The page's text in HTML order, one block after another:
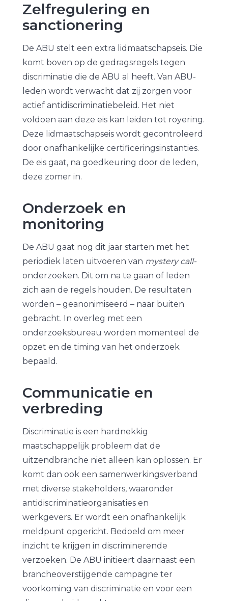
Zelfregulering en
sanctionering
De ABU stelt een extra lidmaatschapseis. Die
komt boven op de gedragsregels tegen
discriminatie die de ABU al heeft. Van ABU-
leden wordt verwacht dat zij zorgen voor
actief antidiscriminatiebeleid. Het niet
voldoen aan deze eis kan leiden tot royering.
Deze lidmaatschapseis wordt gecontroleerd
door onafhankelijke certificeringsinstanties.
De eis gaat, na goedkeuring door de leden,
deze zomer in.
Onderzoek en
monitoring
De ABU gaat nog dit jaar starten met het
periodiek laten uitvoeren van mystery call-
onderzoeken. Dit om na te gaan of leden
zich aan de regels houden. De resultaten
worden – geanonimiseerd – naar buiten
gebracht. In overleg met een
onderzoeksbureau worden momenteel de
opzet en de timing van het onderzoek
bepaald.
Communicatie en
verbreding
Discriminatie is een hardnekkig
maatschappelijk probleem dat de
uitzendbranche niet alleen kan oplossen. Er
komt dan ook een samenwerkingsverband
met diverse stakeholders, waaronder
antidiscriminatieorganisaties en
werkgevers. Er wordt een onafhankelijk
meldpunt opgericht. Bedoeld om meer
inzicht te krijgen in discriminerende
verzoeken. De ABU initieert daarnaast een
brancheoverstijgende campagne ter
voorkoming van discriminatie en voor een